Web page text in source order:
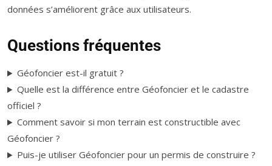
données s’améliorent grâce aux utilisateurs.
Questions fréquentes
Géofoncier est-il gratuit ?
Quelle est la différence entre Géofoncier et le cadastre
officiel ?
Comment savoir si mon terrain est constructible avec
Géofoncier ?
Puis-je utiliser Géofoncier pour un permis de construire ?